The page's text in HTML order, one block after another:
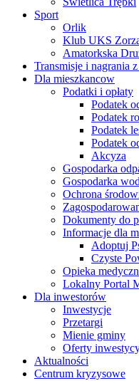
Sport
Orlik
Klub UKS
Amatorkska
Transmisje i nagrania
Dla mieszkancow
Podatki i opłaty
Podatek
Podatek
Podatek
Podatek
Akcyza
Gospodarka
Gospodarka
Ochrona
Dokumenty do
Informacje dla
Adoptuj
Czyste
Opieka
Lokalny Portal
Dla inwestorów
Inwestycje
Przetargi
Mienie gminy
Oferty
Aktualności
Centrum kryzysowe